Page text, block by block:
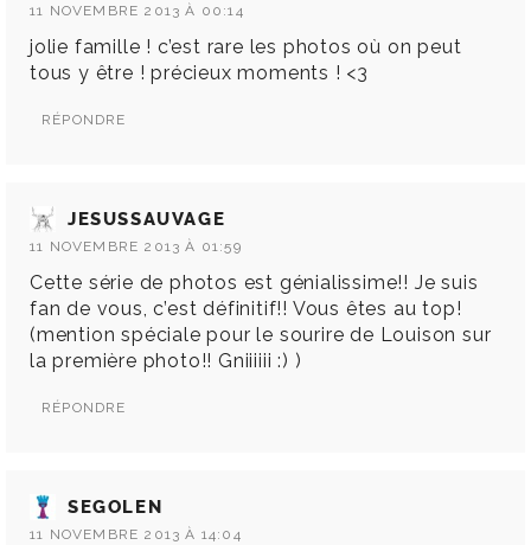
11 NOVEMBRE 2013 À 00:14
jolie famille ! c’est rare les photos où on peut
tous y être ! précieux moments ! <3
RÉPONDRE
JESUSSAUVAGE
11 NOVEMBRE 2013 À 01:59
Cette série de photos est génialissime!! Je suis
fan de vous, c’est définitif!! Vous êtes au top!
(mention spéciale pour le sourire de Louison sur
la première photo!! Gniiiiii :) )
RÉPONDRE
SEGOLEN
11 NOVEMBRE 2013 À 14:04